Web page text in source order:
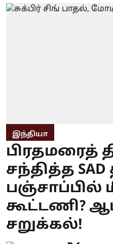
இந்தியா
பிரதமரைத்
சந்தித்த
பஞ்சாப்பில்
கூட்டணி?
சறுக்கல்!